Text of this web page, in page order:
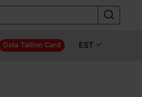
Osta Tallinn Card EST